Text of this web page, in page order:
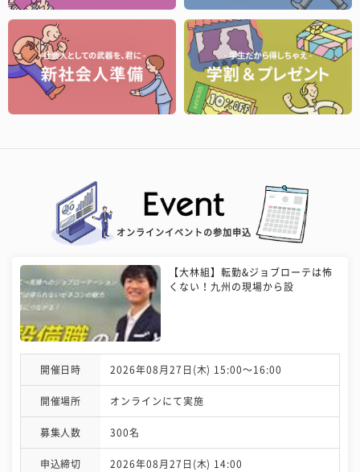
オンラインイベントの参加申込
【大林組】転勤&ジョブローテは怖
くない！九州の現場から設
開催日時 2026年08月27日(木) 15:00〜16:00
開催場所 オンラインにて実施
募集人数 300名
申込締切 2026年08月27日(木) 14:00